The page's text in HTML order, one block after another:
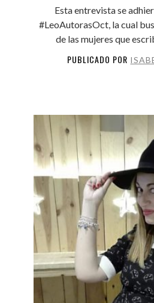
Esta entrevista se
#LeoAutorasOct, la cual
de las mujeres que
PUBLICADO POR